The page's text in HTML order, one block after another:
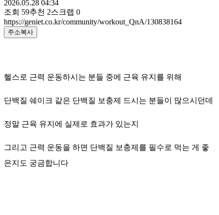
2026.05.28 04:34
조회 59추천 2스크랩 0
https://geniet.co.kr/community/workout_QnA/130838164
주소복사
헬스로 근력 운동하시는 분들 중에 근육 유지를 위해
단백질 쉐이크 같은 단백질 보충제 드시는 분들이 많으시던데
정말 근육 유지에 실제로 효과가 있는지
그리고 근력 운동을 하면 단백질 보충제를 필수로 먹는 게 좋
은지도 궁금합니다